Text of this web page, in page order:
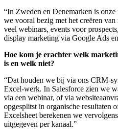
“In Zweden en Denemarken is
we vooral bezig met het creëren
veel webinars, events voor
display marketing via Google Ads
Hoe kom je erachter welk
is en welk niet?
“Dat houden we bij via ons CRM-
Excel-werk. In Salesforce zien we
via een webinar, of via
opgesplitst in organische resultaten
Excelsheet berekenen we
uitgegeven per kanaal.”